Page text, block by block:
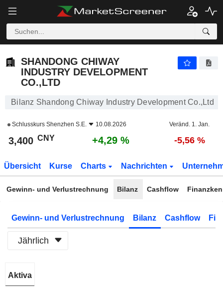
SHANDONG CHIWAY
INDUSTRY DEVELOPMENT
CO.,LTD
Bilanz Shandong Chiway Industry Development Co.,Ltd
Schlusskurs Shenzhen S.E. 10.08.2026 Veränd. 1. Jan.
3,400 CNY +4,29 % -5,56 %
Übersicht Kurse Charts Nachrichten
Gewinn- und Verlustrechnung Bilanz Cashflow
Gewinn- und Verlustrechnung Bilanz Cashflow
Jährlich
Geschäftsjahres:
Aktiva